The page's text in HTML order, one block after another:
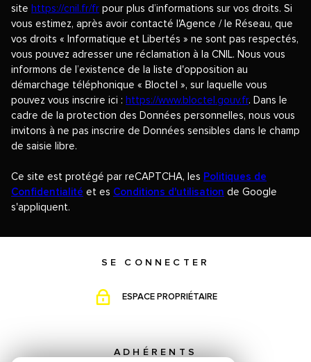
site https://cnil.fr/fr pour plus d’informations sur vos droits. Si
vous estimez, après avoir contacté l'Agence / le Réseau, que
vos droits « Informatique et Libertés » ne sont pas respectés,
vous pouvez adresser une réclamation à la CNIL. Nous vous
informons de l’existence de la liste d'opposition au
démarchage téléphonique « Bloctel », sur laquelle vous
pouvez vous inscrire ici : https://www.bloctel.gouv.fr. Dans le
cadre de la protection des Données personnelles, nous vous
invitons à ne pas inscrire de Données sensibles dans le champ
de saisie libre.
Ce site est protégé par reCAPTCHA, les Politiques de
Confidentialité et es Conditions d'utilisation de Google
s'appliquent.
SE CONNECTER
ESPACE PROPRIÉTAIRE
ADHÉRENTS